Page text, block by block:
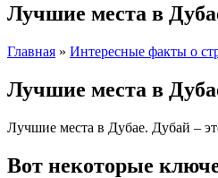
Лучшие места в
Главная » Интересные факты о
Лучшие места в
Лучшие места в Дубае. Дубай –
Вот некоторые